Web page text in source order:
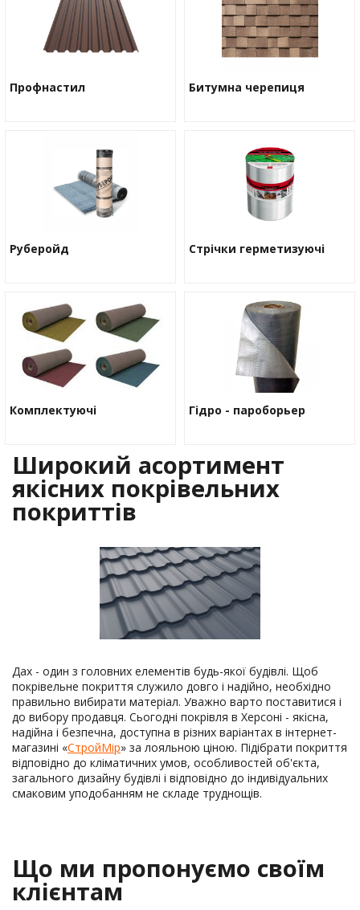
Профнастил Битумна черепиця
Руберойд Стрічки герметизуючі
Комплектуючі Гідро - пароборьер
Широкий асортимент
якісних покрівельних
покриттів
Дах - один з головних елементів будь-якої будівлі. Щоб
покрівельне покриття служило довго і надійно, необхідно
правильно вибирати матеріал. Уважно варто поставитися і
до вибору продавця. Сьогодні покрівля в Херсоні - якісна,
надійна і безпечна, доступна в різних варіантах в інтернет-
магазині «СтройМір» за лояльною ціною. Підібрати покриття
відповідно до кліматичних умов, особливостей об'єкта,
загального дизайну будівлі і відповідно до індивідуальних
смаковим уподобанням не складе труднощів.
Що ми пропонуємо своїм
клієнтам